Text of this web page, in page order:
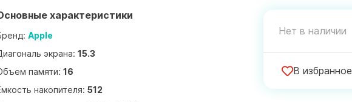
характеристики
Apple
экрана: 15.3
памяти: 16
накопителя: 512
Нет в наличии
В избранное